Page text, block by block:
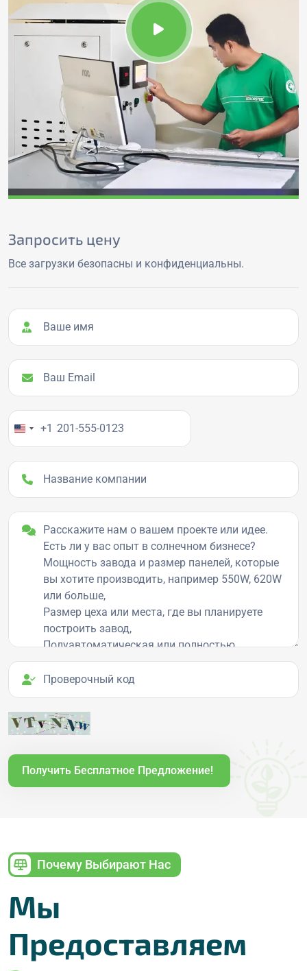
Запросить цену
Все загрузки безопасны и конфиденциальны.
Ваше имя
Ваш Email
Ваш номер телефона
+1
Название компании
Детали проекта
Проверочный код
Получить Бесплатное Предложение!
Почему Выбирают Нас
Мы
Предоставляем